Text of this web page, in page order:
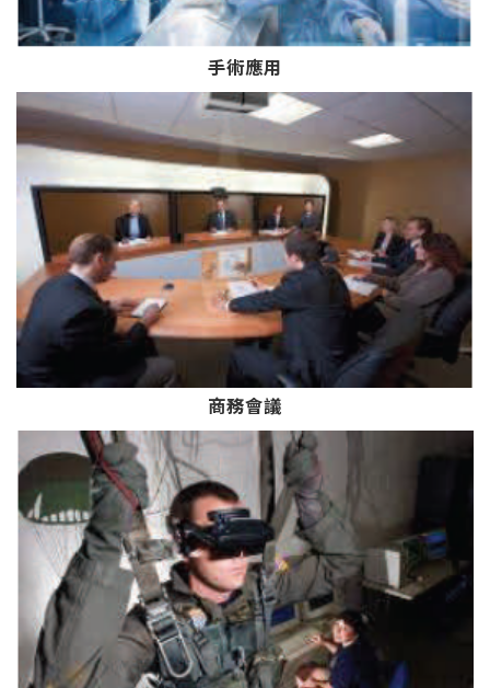
手術應用
商務會議